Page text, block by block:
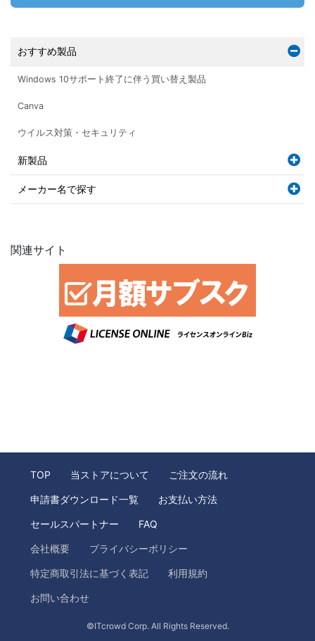
おすすめ製品
Windows 10サポート終了に伴う買い替え製品
Canva
ウイルス対策・セキュリティ
新製品
メーカー名で探す
関連サイト
TOP 当ストアについて ご注文の流れ
申請書ダウンロード一覧 お支払い方法
セールスパートナー FAQ
会社概要 プライバシーポリシー
特定商取引法に基づく表記 利用規約
お問い合わせ
©ITcrowd Corp. All Rights Reserved.